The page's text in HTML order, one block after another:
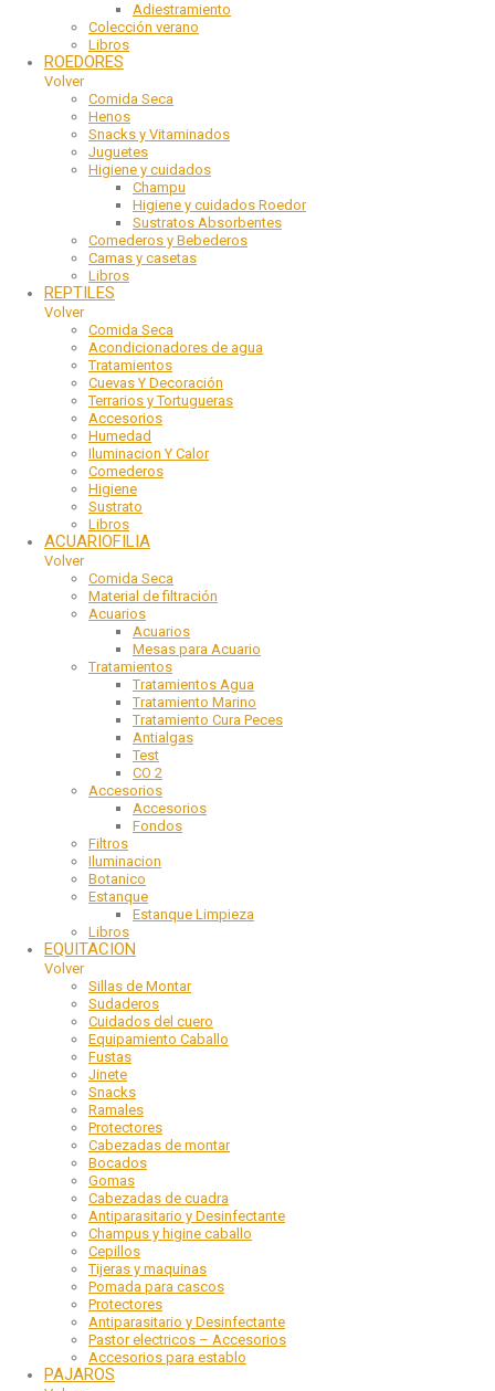
Adiestramiento
Colección verano
Libros
ROEDORES
Volver
Comida Seca
Henos
Snacks y Vitaminados
Juguetes
Higiene y cuidados
Champu
Higiene y cuidados Roedor
Sustratos Absorbentes
Comederos y Bebederos
Camas y casetas
Libros
REPTILES
Volver
Comida Seca
Acondicionadores de agua
Tratamientos
Cuevas Y Decoración
Terrarios y Tortugueras
Accesorios
Humedad
Iluminacion Y Calor
Comederos
Higiene
Sustrato
Libros
ACUARIOFILIA
Volver
Comida Seca
Material de filtración
Acuarios
Acuarios
Mesas para Acuario
Tratamientos
Tratamientos Agua
Tratamiento Marino
Tratamiento Cura Peces
Antialgas
Test
CO 2
Accesorios
Accesorios
Fondos
Filtros
Iluminacion
Botanico
Estanque
Estanque Limpieza
Libros
EQUITACION
Volver
Sillas de Montar
Sudaderos
Cuidados del cuero
Equipamiento Caballo
Fustas
Jinete
Snacks
Ramales
Protectores
Cabezadas de montar
Bocados
Gomas
Cabezadas de cuadra
Antiparasitario y Desinfectante
Champus y higine caballo
Cepillos
Tijeras y maquinas
Pomada para cascos
Protectores
Antiparasitario y Desinfectante
Pastor electricos – Accesorios
Accesorios para establo
PAJAROS